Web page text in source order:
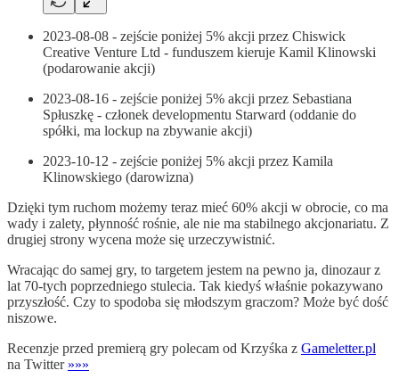
2023-08-08 - zejście poniżej 5% akcji przez Chiswick
Creative Venture Ltd - funduszem kieruje Kamil Klinowski
(podarowanie akcji)
2023-08-16 - zejście poniżej 5% akcji przez Sebastiana
Spłuszkę - członek developmentu Starward (oddanie do
spółki, ma lockup na zbywanie akcji)
2023-10-12 - zejście poniżej 5% akcji przez Kamila
Klinowskiego (darowizna)
Dzięki tym ruchom możemy teraz mieć 60% akcji w obrocie, co ma
wady i zalety, płynność rośnie, ale nie ma stabilnego akcjonariatu. Z
drugiej strony wycena może się urzeczywistnić.
Wracając do samej gry, to targetem jestem na pewno ja, dinozaur z
lat 70-tych poprzedniego stulecia. Tak kiedyś właśnie pokazywano
przyszłość. Czy to spodoba się młodszym graczom? Może być dość
niszowe.
Recenzje przed premierą gry polecam od Krzyśka z Gameletter.pl
na Twitter »»»